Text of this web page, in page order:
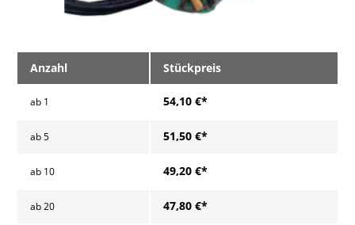
Anzahl Stückpreis
ab 1 54,10 €*
ab5 51,50 €*
ab 10 49,20 €*
ab20 47,80 €*